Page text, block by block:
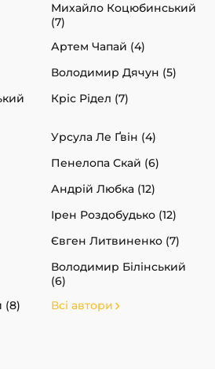
Михайло Коцюбинський
(7)
Артем Чапай (4)
Володимир Дячун (5)
Кріс Рідел (7)
Урсула Ле Ґвін (4)
Пенелопа Скай (6)
Андрій Любка (12)
Ірен Роздобудько (12)
Євген Литвиненко (7)
Володимир Білінський
(6)
(8)
Всі автори